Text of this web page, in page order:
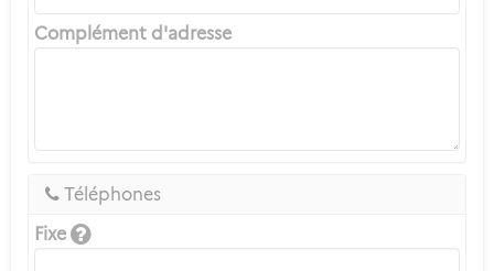
Complément d'adresse
Téléphones
Fixe